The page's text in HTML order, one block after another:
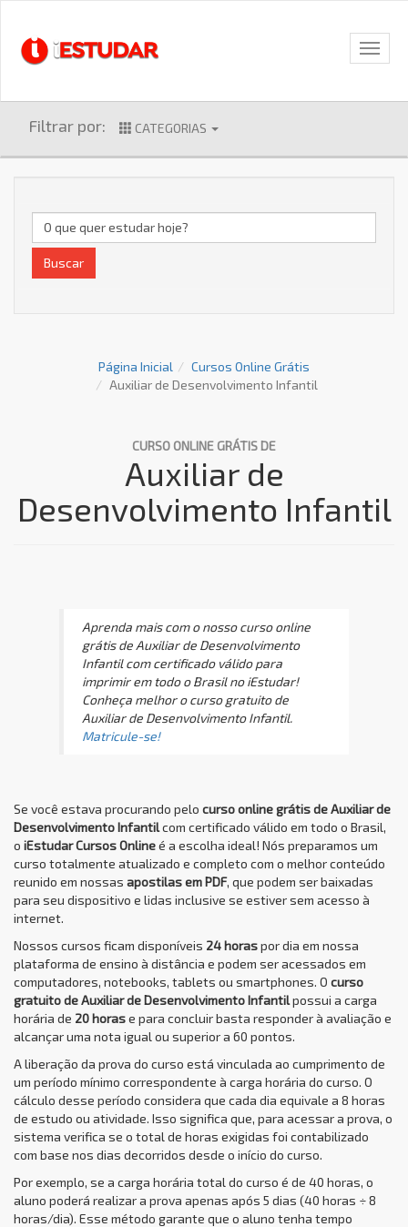
Filtrar por: CATEGORIAS
Buscar
Página Inicial
Cursos Online Grátis
Auxiliar de Desenvolvimento Infantil
CURSO ONLINE GRÁTIS DE
Auxiliar de
Desenvolvimento Infantil
Aprenda mais com o nosso curso online
grátis de Auxiliar de Desenvolvimento
Infantil com certificado válido para
imprimir em todo o Brasil no iEstudar!
Conheça melhor o curso gratuito de
Auxiliar de Desenvolvimento Infantil.
Matricule-se!
Se você estava procurando pelo curso online grátis de Auxiliar de
Desenvolvimento Infantilcom certificado válido em todo o Brasil,
o iEstudar Cursos Onlineé a escolha ideal! Nós preparamos um
curso totalmente atualizado e completo com o melhor conteúdo
reunido em nossas apostilas em PDF, que podem ser baixadas
para seu dispositivo e lidas inclusive se estiver sem acesso à
internet.
Nossos cursos ficam disponíveis 24 horaspor dia em nossa
plataforma de ensino à distância e podem ser acessados em
computadores, notebooks, tablets ou smartphones. O curso
gratuito de Auxiliar de Desenvolvimento Infantilpossui a carga
horária de 20 horase para concluir basta responder à avaliação e
alcançar uma nota igual ou superior a 60 pontos.
A liberação da prova do curso está vinculada ao cumprimento de
um período mínimo correspondente à carga horária do curso. O
cálculo desse período considera que cada dia equivale a 8 horas
de estudo ou atividade. Isso significa que, para acessar a prova, o
sistema verifica se o total de horas exigidas foi contabilizado
com base nos dias decorridos desde o início do curso.
Por exemplo, se a carga horária total do curso é de 40 horas, o
aluno poderá realizar a prova apenas após 5 dias (40 horas ÷ 8
horas/dia). Esse método garante que o aluno tenha tempo